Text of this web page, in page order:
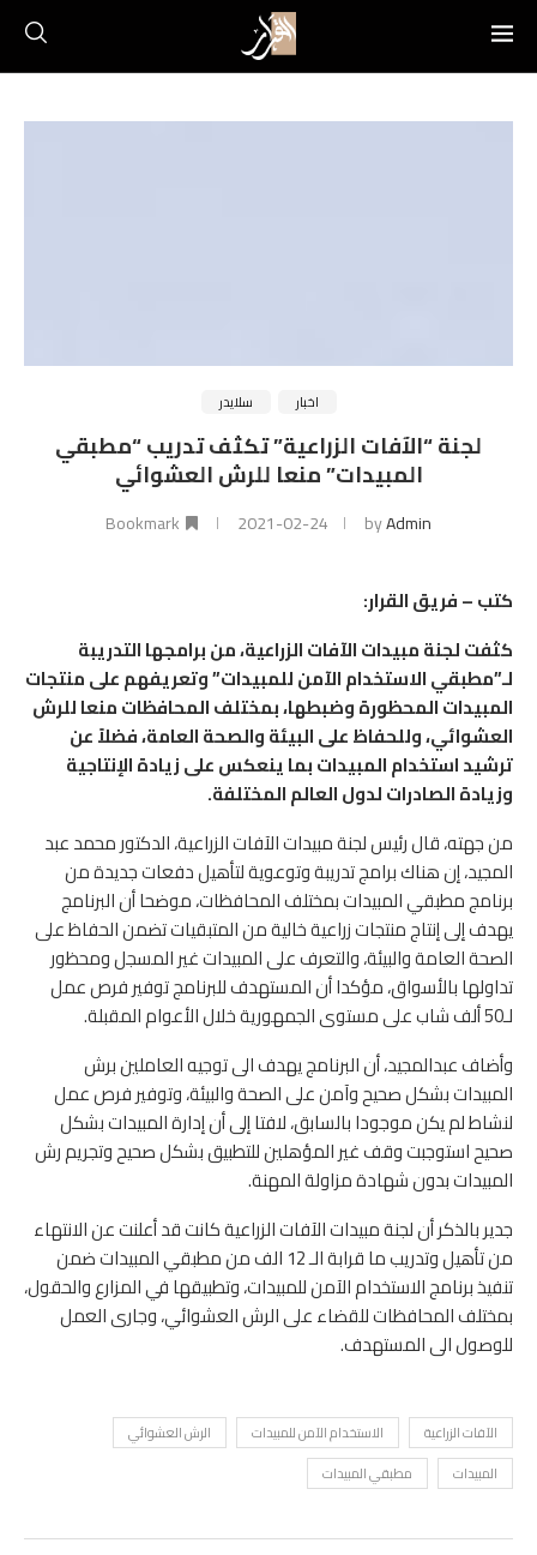
اخبار سلايدر
لجنة “الآفات الزراعية” تكثف تدريب “مطبقي
المبيدات” منعا للرش العشوائي
byAdmin
2021-02-24
Bookmark
كتب – فريق القرار:
كثفت لجنة مبيدات الآفات الزراعية، من برامجها التدريبة
لـ”مطبقي الاستخدام الآمن للمبيدات” وتعريفهم على منتجات
المبيدات المحظورة وضبطها، بمختلف المحافظات منعا للرش
العشوائي، وللحفاظ على البيئة والصحة العامة، فضلاً عن
ترشيد استخدام المبيدات بما ينعكس على زيادة الإنتاجية
وزيادة الصادرات لدول العالم المختلفة.
من جهته، قال رئيس لجنة مبيدات الآفات الزراعية، الدكتور محمد عبد
المجيد، إن هناك برامج تدريبة وتوعوية لتأهيل دفعات جديدة من
برنامج مطبقي المبيدات بمختلف المحافظات، موضحا أن البرنامج
يهدف إلى إنتاج منتجات زراعية خالية من المتبقيات تضمن الحفاظ على
الصحة العامة والبيئة، والتعرف على المبيدات غير المسجل ومحظور
تداولها بالأسواق، مؤكدا أن المستهدف للبرنامج توفير فرص عمل
لـ50 ألف شاب على مستوى الجمهورية خلال الأعوام المقبلة.
وأضاف عبدالمجيد، أن البرنامج يهدف الى توجيه العاملين برش
المبيدات بشكل صحيح وآمن على الصحة والبيئة، وتوفير فرص عمل
لنشاط لم يكن موجودا بالسابق، لافتا إلى أن إدارة المبيدات بشكل
صحيح استوجبت وقف غير المؤهلين للتطبيق بشكل صحيح وتجريم رش
المبيدات بدون شهادة مزاولة المهنة.
جدير بالذكر أن لجنة مبيدات الآفات الزراعية كانت قد أعلنت عن الانتهاء
من تأهيل وتدريب ما قرابة الـ 12 الف من مطبقي المبيدات ضمن
تنفيذ برنامج الاستخدام الآمن للمبيدات، وتطبيقها في المزارع والحقول،
بمختلف المحافظات للقضاء على الرش العشوائي، وجارى العمل
للوصول الى المستهدف.
الآفات الزراعية الاستخدام الآمن للمبيدات
الرش العشوائي
المبيدات
مطبقي المبيدات